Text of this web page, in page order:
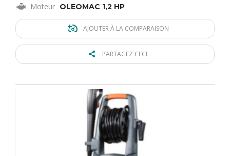
Moteur OLEOMAC 1,2 HP
AJOUTER À LA COMPARAISON
PARTAGEZ CECI